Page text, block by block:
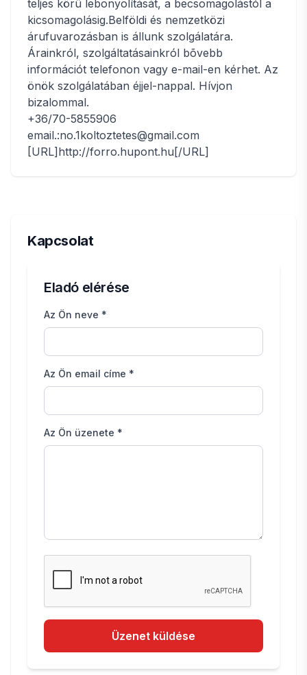
teljes körû lebonyolítását, a becsomagolástól a
kicsomagolásig.Belföldi és nemzetközi
árufuvarozásban is állunk szolgálatára.
Árainkról, szolgáltatásainkról bõvebb
információt telefonon vagy e-mail-en kérhet. Az
önök szolgálatában éjjel-nappal. Hívjon
bizalommal.
+36/70-5855906
email.:no.1koltoztetes@gmail.com
[URL]http://forro.hupont.hu[/URL]
Kapcsolat
Eladó elérése
Az Ön neve *
Az Ön email címe *
Az Ön üzenete *
Üzenet küldése